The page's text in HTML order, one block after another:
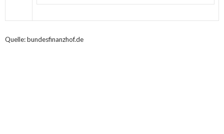
Quelle: bundesfinanzhof.de